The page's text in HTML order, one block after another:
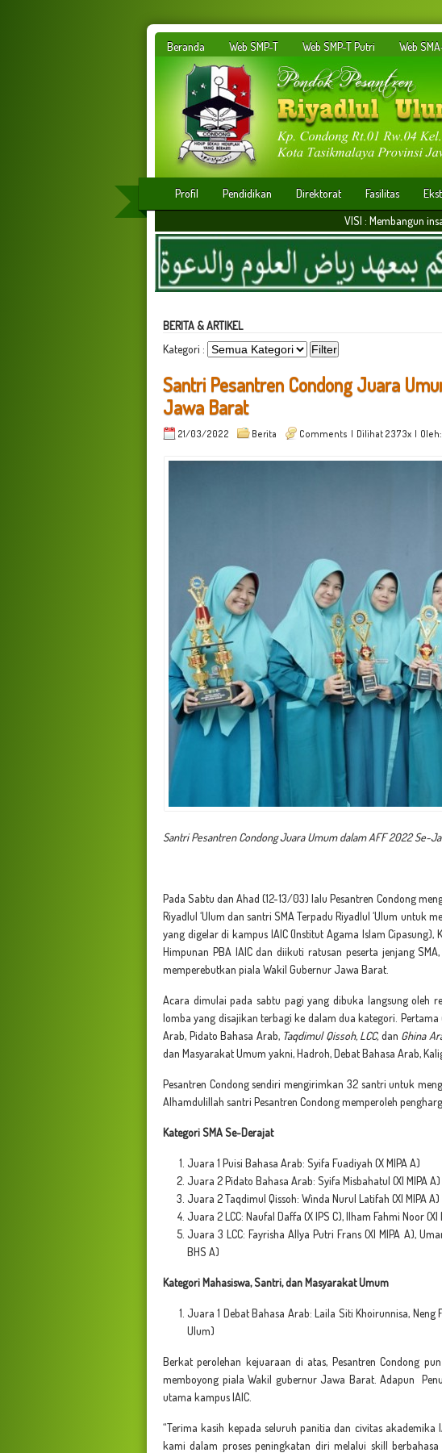
Beranda Web SMP-T Web SMP-T Putri Web
Profil Pendidikan Direktorat Fasilitas
VISI : Membangun insan paripurna
BERITA & ARTIKEL
Kategori :
Santri Pesantren Condong Juara
Jawa Barat
21/03/2022 Berita Comments | Dilihat 2373x |
Santri Pesantren Condong Juara Umum dalam AFF 2022 Se-
Pada Sabtu dan Ahad (12-13/03) lalu Pesantren Condong
Riyadlul ‘Ulum dan santri SMA Terpadu Riyadlul ‘Ulum untuk
yang digelar di kampus IAIC (Institut Agama Islam
Himpunan PBA IAIC dan diikuti ratusan peserta jenjang
memperebutkan piala Wakil Gubernur Jawa Barat.
Acara dimulai pada sabtu pagi yang dibuka langsung oleh
lomba yang disajikan terbagi ke dalam dua kategori.
Arab, Pidato Bahasa Arab, Taqdimul Qissoh, LCC, dan Ghina
dan Masyarakat Umum yakni, Hadroh, Debat Bahasa Arab,
Pesantren Condong sendiri mengirimkan 32 santri untuk
Alhamdulillah santri Pesantren Condong memperoleh
Kategori SMA Se-Derajat
Juara 1 Puisi Bahasa Arab: Syifa Fuadiyah (X MIPA A)
Juara 2 Pidato Bahasa Arab: Syifa Misbahatul (XI MIPA A)
Juara 2 Taqdimul Qissoh: Winda Nurul Latifah (XI MIPA A)
Juara 2 LCC: Naufal Daffa (X IPS C), Ilham Fahmi Noor
Juara 3 LCC: Fayrisha Allya Putri Frans (XI MIPA A),
BHS A)
Kategori Mahasiswa, Santri, dan Masyarakat Umum
Juara 1 Debat Bahasa Arab: Laila Siti Khoirunnisa, Neng
Ulum)
Berkat perolehan kejuaraan di atas, Pesantren Condong
memboyong piala Wakil gubernur Jawa Barat. Adapun
utama kampus IAIC.
“Terima kasih kepada seluruh panitia dan civitas
kami dalam proses peningkatan diri melalui skill